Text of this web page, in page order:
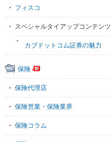
フィスコ
スペシャルタイアップコンテンツ
カブドットコム証券の魅力
保険
保険代理店
保険営業・保険業界
保険コラム